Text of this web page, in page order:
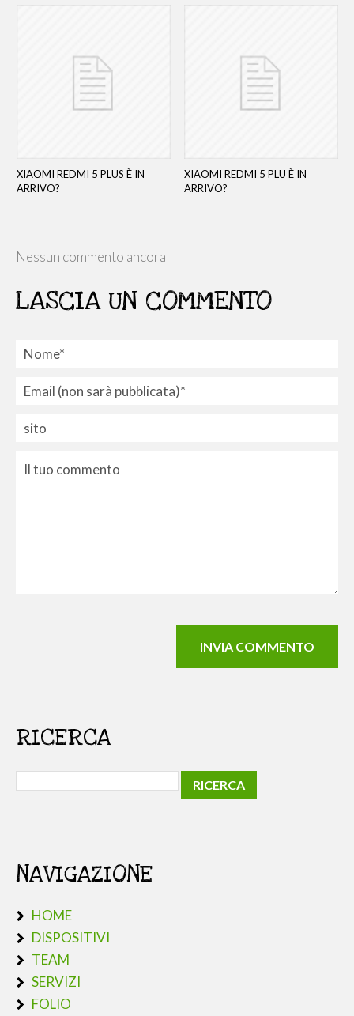
XIAOMI REDMI 5 PLUS È IN
ARRIVO?
XIAOMI REDMI 5 PLU È IN
ARRIVO?
Nessun commento ancora
LASCIA UN COMMENTO
RICERCA
NAVIGAZIONE
HOME
DISPOSITIVI
TEAM
SERVIZI
FOLIO